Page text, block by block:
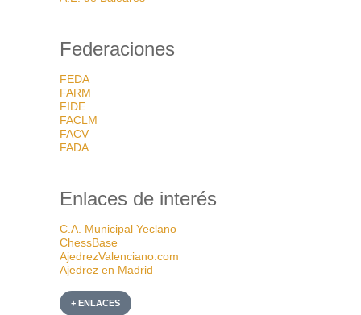
Federaciones
FEDA
FARM
FIDE
FACLM
FACV
FADA
Enlaces de interés
C.A. Municipal Yeclano
ChessBase
AjedrezValenciano.com
Ajedrez en Madrid
+ ENLACES